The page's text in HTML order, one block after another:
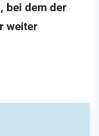
bei dem der
weiter